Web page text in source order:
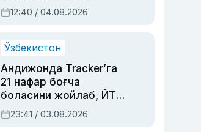
интеллектни бошқара
олмай қолишидан
12:40 / 04.08.2026
Ўзбекистон
Андижонда Tracker’га
21 нафар боғча
боласини жойлаб, ЙТҲ
содир этган аёлга суд
ҳукми ўқилди
23:41 / 03.08.2026